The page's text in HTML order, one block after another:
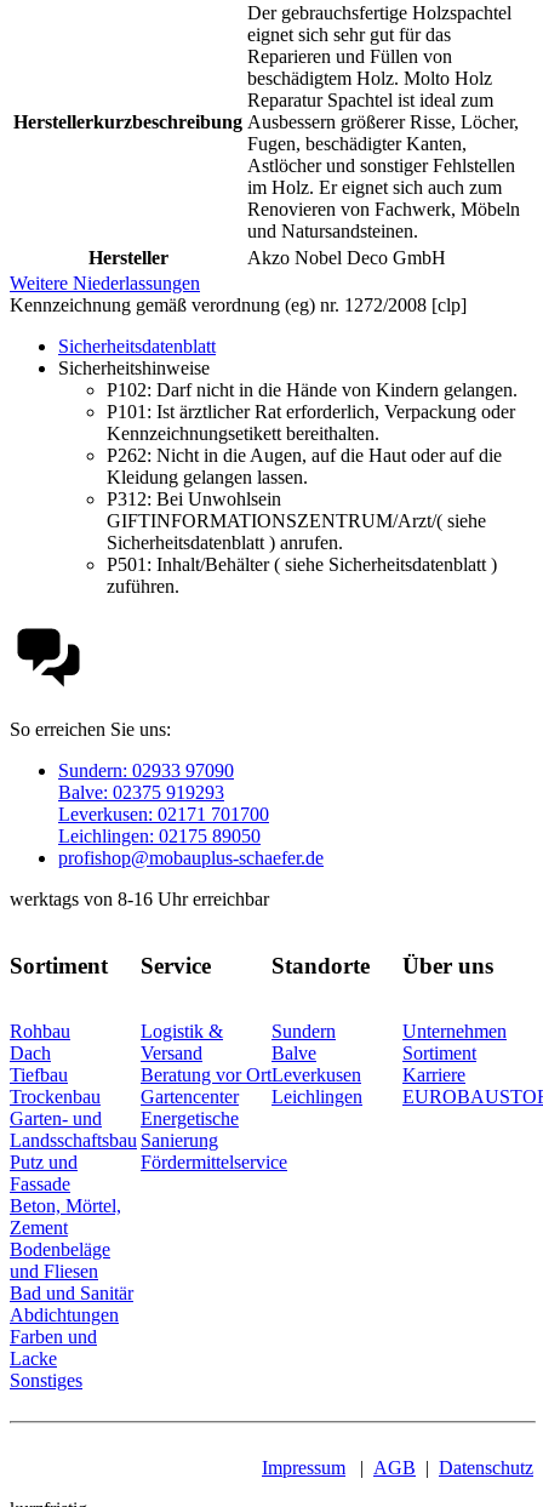
Herstellerkurzbeschreibung
Der gebrauchsfertige Holzspachtel
eignet sich sehr gut für das
Reparieren und Füllen von
beschädigtem Holz. Molto Holz
Reparatur Spachtel ist ideal zum
Ausbessern größerer Risse, Löcher,
Fugen, beschädigter Kanten,
Astlöcher und sonstiger Fehlstellen
im Holz. Er eignet sich auch zum
Renovieren von Fachwerk, Möbeln
und Natursandsteinen.
Hersteller
Akzo Nobel Deco GmbH
Weitere Niederlassungen
Kennzeichnung gemäß verordnung (eg) nr. 1272/2008 [clp]
Sicherheitsdatenblatt
Sicherheitshinweise
P102: Darf nicht in die Hände von Kindern gelangen.
P101: Ist ärztlicher Rat erforderlich, Verpackung oder
Kennzeichnungsetikett bereithalten.
P262: Nicht in die Augen, auf die Haut oder auf die
Kleidung gelangen lassen.
P312: Bei Unwohlsein
GIFTINFORMATIONSZENTRUM/Arzt/( siehe
Sicherheitsdatenblatt ) anrufen.
P501: Inhalt/Behälter ( siehe Sicherheitsdatenblatt )
zuführen.
So erreichen Sie uns:
Sundern: 02933 97090
Balve: 02375 919293
Leverkusen: 02171 701700
Leichlingen: 02175 89050
profishop@mobauplus-schaefer.de
werktags von 8-16 Uhr erreichbar
Sortiment
Rohbau
Dach
Tiefbau
Trockenbau
Garten- und
Landsschaftsbau
Putz und
Fassade
Beton, Mörtel,
Zement
Bodenbeläge
und Fliesen
Bad und Sanitär
Abdichtungen
Farben und
Lacke
Sonstiges
Service
Logistik &
Versand
Beratung vor Ort
Gartencenter
Energetische
Sanierung
Fördermittelservice
Standorte
Sundern
Balve
Leverkusen
Leichlingen
Über uns
Unternehmen
Sortiment
Karriere
Impressum | AGB | Datenschutz